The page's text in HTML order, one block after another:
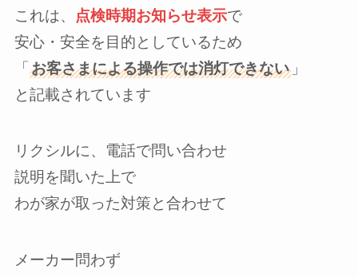
これは、 点検時期お知らせ表示で
安心・安全を目的としているため
「 お客さまによる操作では消灯できない」
と記載されています
リクシルに、電話で問い合わせ
説明を聞いた上で
わが家が取った対策と合わせて
メーカー問わず